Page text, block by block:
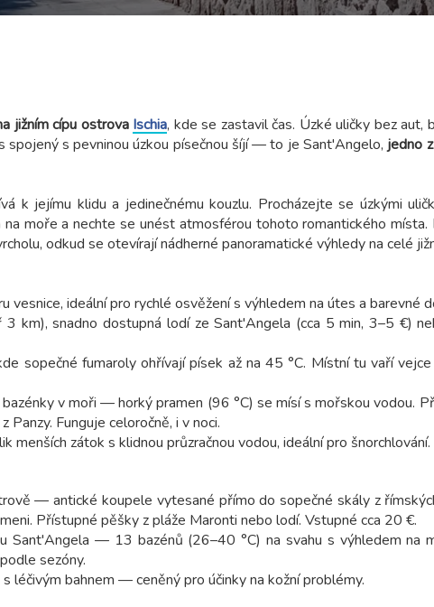
jižním cípu ostrova Ischia, kde se zastavil čas. Úzké uličky bez aut,
spojený s pevninou úzkou písečnou šíjí — to je Sant'Angelo, jedno
k jejímu klidu a jedinečnému kouzlu. Procházejte se úzkými
moře a nechte se unést atmosférou tohoto romantického místa.
odkud se otevírají nádherné panoramatické výhledy na celé
vesnice, ideální pro rychlé osvěžení s výhledem na útes a barevné
km), snadno dostupná lodí ze Sant'Angela (cca 5 min, 3–5 €)
sopečné fumaroly ohřívají písek až na 45 °C. Místní tu vaří
v moři — horký pramen (96 °C) se mísí s mořskou vodou.
Funguje celoročně, i v noci.
menších zátok s klidnou průzračnou vodou, ideální pro šnorchlování.
— antické koupele vytesané přímo do sopečné skály z
Přístupné pěšky z pláže Maronti nebo lodí. Vstupné cca 20 €.
Sant'Angela — 13 bazénů (26–40 °C) na svahu s výhledem na
sezóny.
léčivým bahnem — ceněný pro účinky na kožní problémy.